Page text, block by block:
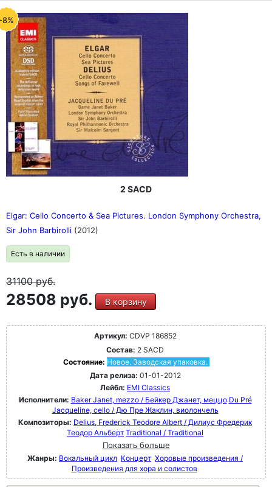
8%
2 SACD
Elgar: Cello Concerto & Sea Pictures. London Symphony Orchestra,
Sir John Barbirolli (2012)
Есть в наличии
31100руб.
28508 руб. В корзину
Артикул: CDVP 186852
Состав: 2 SACD
Состояние: Новое. Заводская упаковка.
Дата релиза: 01-01-2012
Лейбл: EMI Classics
Исполнители: Baker Janet, mezzo / Бейкер Джанет, меццо Du Pré
Jacqueline, cello / Дю Пре Жаклин, виолончель
Композиторы: Delius, Frederick Teodore Albert / Дилиус Фредерик
Теодор Альберт Traditional / Traditional
Показать больше
Жанры: Вокальный цикл Концерт Хоровые произведения /
Произведения для хора и солистов